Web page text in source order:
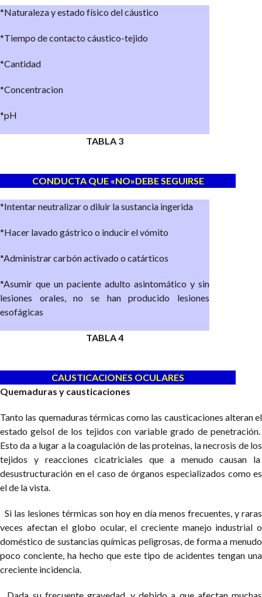
*Naturaleza y estado físico del cáustico
*Tiempo de contacto cáustico-tejido
*Cantidad
*Concentracion
*pH
TABLA 3
CONDUCTA QUE «NO»DEBE SEGUIRSE
*Intentar neutralizar o diluir la sustancia ingerida
*Hacer lavado gástrico o inducir el vómito
*Administrar carbón activado o catárticos
*Asumir que un paciente adulto asintomático y sin
lesiones orales, no se han producido lesiones
esofágicas
TABLA 4
CAUSTICACIONES OCULARES
Quemaduras y causticaciones
Tanto las quemaduras térmicas como las causticaciones alteran el
estado gelsol de los tejidos con variable grado de penetración.
Esto da a lugar a la coagulación de las proteinas, la necrosis de los
tejidos y reacciones cicatriciales que a menudo causan la
desustructuración en el caso de órganos especializados como es
el de la vista.
Si las lesiones térmicas son hoy en día menos frecuentes, y raras
veces afectan el globo ocular, el creciente manejo industrial o
doméstico de sustancias químicas peligrosas, de forma a menudo
poco conciente, ha hecho que este tipo de acidentes tengan una
creciente incidencia.